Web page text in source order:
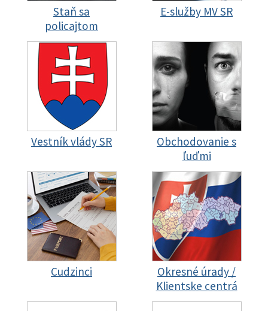
Staň sa
policajtom
E-služby MV SR
Vestník vlády SR
Obchodovanie s
ľuďmi
Cudzinci
Okresné úrady /
Klientske centrá